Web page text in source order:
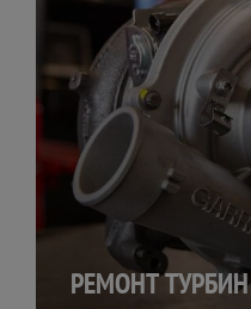
РЕМОНТ ТУРБИН